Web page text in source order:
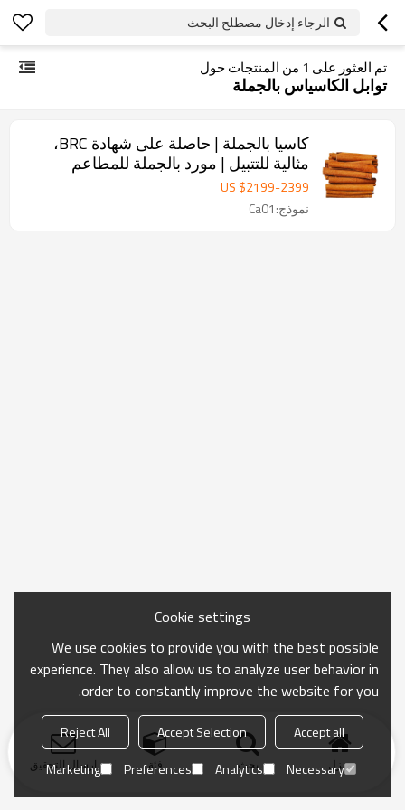
الرجاء إدخال مصطلح البحث
تم العثور على 1 من المنتجات حول
توابل الكاسياس بالجملة
كاسيا بالجملة | حاصلة على شهادة BRC،
مثالية للتتبيل | مورد بالجملة للمطاعم
US $2199-2399
نموذج:Ca01
منزل بحث فئة ارسال التحقيق
Cookie settings
We use cookies to provide you with the best possible
experience. They also allow us to analyze user behavior in
order to constantly improve the website for you.
Accept all
Accept Selection
Reject All
Necessary
Analytics
Preferences
Marketing